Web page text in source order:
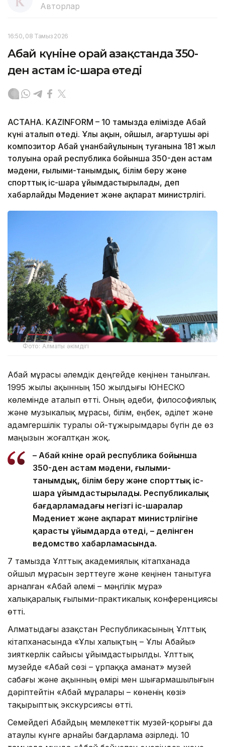
Авторлар
16:50, 08 Тамыз 2026
Абай күніне орай Қазақстанда 350-
ден астам іс-шара өтеді
АСТАНА. KAZINFORM – 10 тамызда елімізде Абай
күні аталып өтеді. Ұлы ақын, ойшыл, ағартушы әрі
композитор Абай Құнанбайұлының туғанына 181 жыл
толуына орай республика бойынша 350-ден астам
мәдени, ғылыми-танымдық, білім беру және
спорттық іс-шара ұйымдастырылады, деп
хабарлайды Мәдениет және ақпарат министрлігі.
Фото: Алматы әкімдігі
Абай мұрасы әлемдік деңгейде кеңінен танылған.
1995 жылы ақынның 150 жылдығы ЮНЕСКО
көлемінде аталып өтті. Оның әдеби, философиялық
және музыкалық мұрасы, білім, еңбек, әділет және
адамгершілік туралы ой-тұжырымдары бүгін де өз
маңызын жоғалтқан жоқ.
– Абай күніне орай республика бойынша
350-ден астам мәдени, ғылыми-
танымдық, білім беру және спорттық іс-
шара ұйымдастырылады. Республикалық
бағдарламадағы негізгі іс-шаралар
Мәдениет және ақпарат министрлігіне
қарасты ұйымдарда өтеді, – делінген
ведомство хабарламасында.
7 тамызда Ұлттық академиялық кітапханада
ойшыл мұрасын зерттеуге және кеңінен танытуға
арналған «Абай әлемі – мәңгілік мұра»
халықаралық ғылыми-практикалық конференциясы
өтті.
Алматыдағы Қазақстан Республикасының Ұлттық
кітапханасында «Ұлы халықтың – Ұлы Абайы»
зияткерлік сайысы ұйымдастырылды. Ұлттық
музейде «Абай сөзі – ұрпаққа аманат» музей
сабағы және ақынның өмірі мен шығармашылығын
дәріптейтін «Абай мұралары – көненің көзі»
тақырыптық экскурсиясы өтті.
Семейдегі Абайдың мемлекеттік музей-қорығы да
атаулы күнге арнайы бағдарлама әзірледі. 10